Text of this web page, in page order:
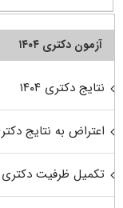
آزمون دکتری ۱۴۰۴
نتایج دکتری ۱۴۰۴
اعتراض به نتایج دکتری
تکمیل ظرفیت دکتری ۱۴۰۳